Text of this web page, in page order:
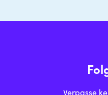
Verpasse